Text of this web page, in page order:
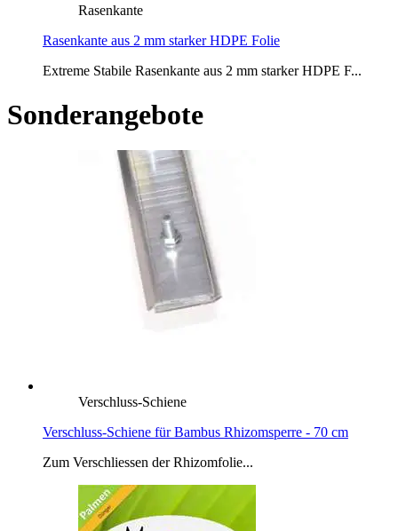
Rasenkante
Rasenkante aus 2 mm starker HDPE Folie
Extreme Stabile Rasenkante aus 2 mm starker HDPE F...
Sonderangebote
Verschluss-Schiene
Verschluss-Schiene für Bambus Rhizomsperre - 70 cm
Zum Verschliessen der Rhizomfolie...